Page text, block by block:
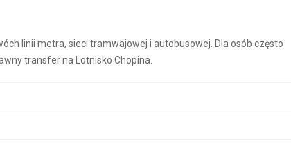
linii metra, sieci tramwajowej i autobusowej. Dla osób często
transfer na Lotnisko Chopina.